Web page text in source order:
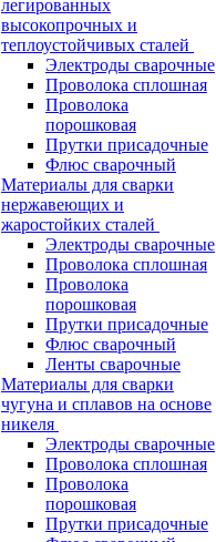
легированных
высокопрочных и
теплоустойчивых сталей
Электроды сварочные
Проволока сплошная
Проволока
порошковая
Прутки присадочные
Флюс сварочный
Материалы для сварки
нержавеющих и
жаростойких сталей
Электроды сварочные
Проволока сплошная
Проволока
порошковая
Прутки присадочные
Флюс сварочный
Ленты сварочные
Материалы для сварки
чугуна и сплавов на основе
никеля
Электроды сварочные
Проволока сплошная
Проволока
порошковая
Прутки присадочные